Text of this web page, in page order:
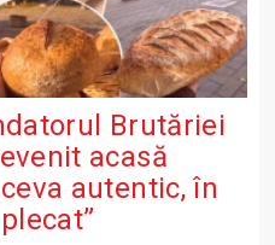
Brutăriei
acasă
autentic, în